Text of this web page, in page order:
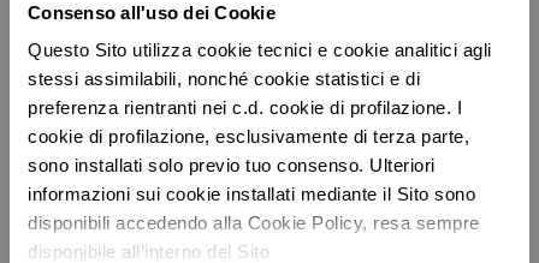
Consenso all'uso dei Cookie
Questo Sito utilizza cookie tecnici e cookie analitici agli
stessi assimilabili, nonché cookie statistici e di
preferenza rientranti nei c.d. cookie di profilazione. I
cookie di profilazione, esclusivamente di terza parte,
sono installati solo previo tuo consenso. Ulteriori
informazioni sui cookie installati mediante il Sito sono
disponibili accedendo alla Cookie Policy, resa sempre
disponibile all’interno del Sito
Portopiccolo Beach Club
An exclusive beach with sun loungers, pools and
relaxation areas.Experience Purobeach Portopiccolo